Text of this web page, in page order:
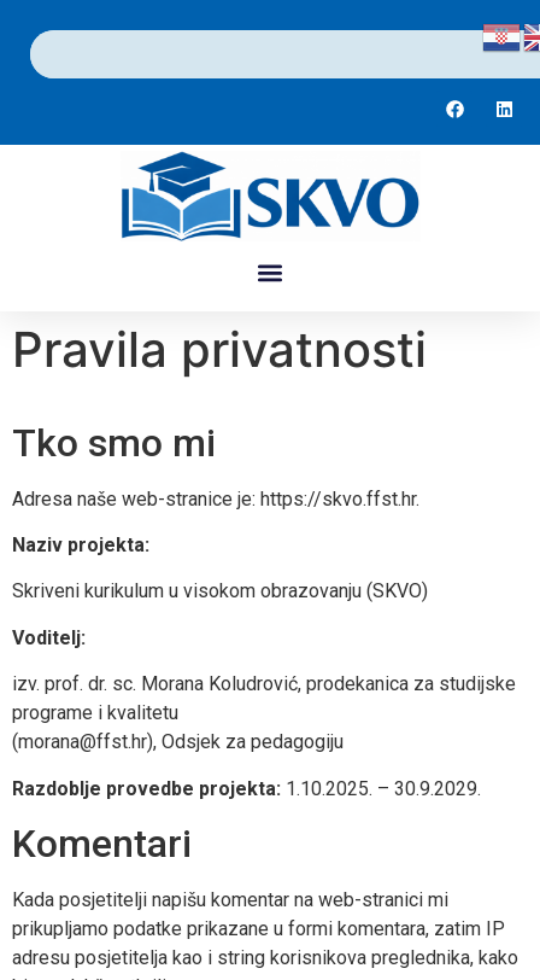
Pravila privatnosti
Tko smo mi
Adresa naše web-stranice je: https://skvo.ffst.hr.
Naziv projekta:
Skriveni kurikulum u visokom obrazovanju (SKVO)
Voditelj:
izv. prof. dr. sc. Morana Koludrović, prodekanica za studijske
programe i kvalitetu
(morana@ffst.hr), Odsjek za pedagogiju
Razdoblje provedbe projekta: 1.10.2025. – 30.9.2029.
Komentari
Kada posjetitelji napišu komentar na web-stranici mi
prikupljamo podatke prikazane u formi komentara, zatim IP
adresu posjetitelja kao i string korisnikova preglednika, kako